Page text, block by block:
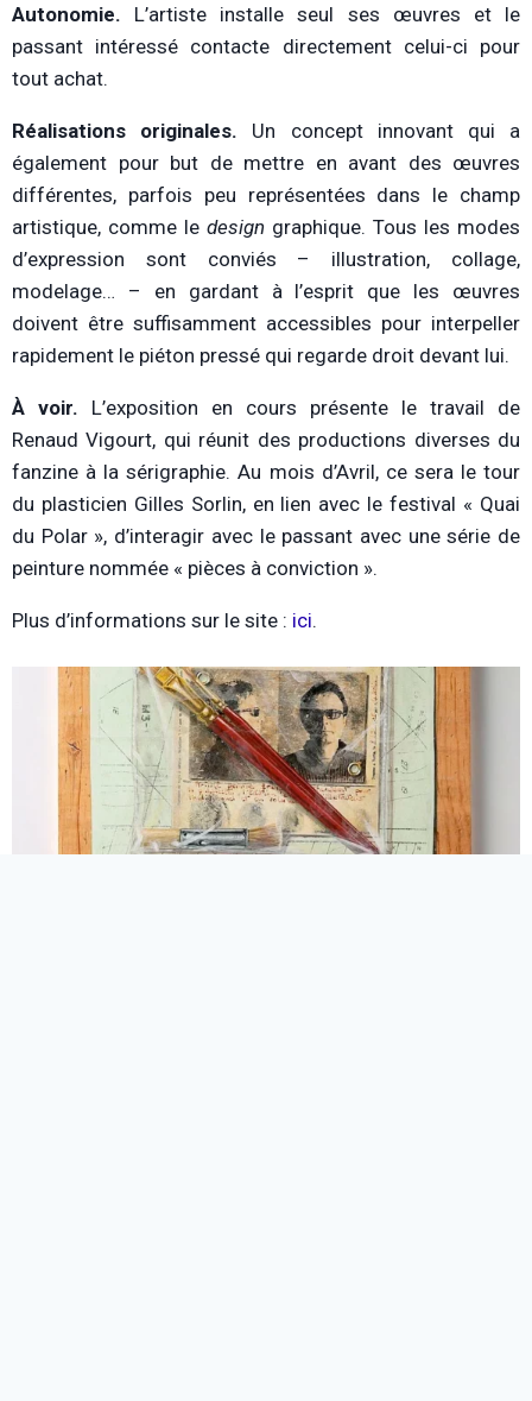
Autonomie. L’artiste installe seul ses œuvres et le
passant intéressé contacte directement celui-ci pour
tout achat.
Réalisations originales. Un concept innovant qui a
également pour but de mettre en avant des œuvres
différentes, parfois peu représentées dans le champ
artistique, comme le design graphique. Tous les modes
d’expression sont conviés – illustration, collage,
modelage… – en gardant à l’esprit que les œuvres
doivent être suffisamment accessibles pour interpeller
rapidement le piéton pressé qui regarde droit devant lui.
À voir. L’exposition en cours présente le travail de
Renaud Vigourt, qui réunit des productions diverses du
fanzine à la sérigraphie. Au mois d’Avril, ce sera le tour
du plasticien Gilles Sorlin, en lien avec le festival « Quai
du Polar », d’interagir avec le passant avec une série de
peinture nommée « pièces à conviction ».
Plus d’informations sur le site : ici.